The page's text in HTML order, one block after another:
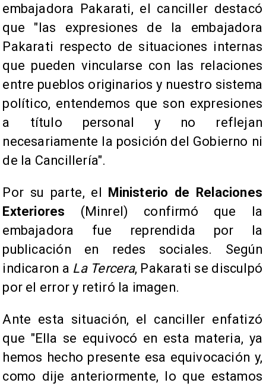
embajadora Pakarati, el canciller destacó
que "las expresiones de la embajadora
Pakarati respecto de situaciones internas
que pueden vincularse con las relaciones
entre pueblos originarios y nuestro sistema
político, entendemos que son expresiones
a título personal y no reflejan
necesariamente la posición del Gobierno ni
de la Cancillería".
Por su parte, el Ministerio de Relaciones
Exteriores (Minrel) confirmó que la
embajadora fue reprendida por la
publicación en redes sociales. Según
indicaron a La Tercera, Pakarati se disculpó
por el error y retiró la imagen.
Ante esta situación, el canciller enfatizó
que "Ella se equivocó en esta materia, ya
hemos hecho presente esa equivocación y,
como dije anteriormente, lo que estamos